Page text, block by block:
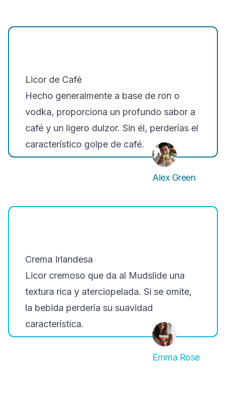
Licor de Café
Hecho generalmente a base de ron o
vodka, proporciona un profundo sabor a
café y un ligero dulzor. Sin él, perderías el
característico golpe de café.
Alex Green
Crema Irlandesa
Licor cremoso que da al Mudslide una
textura rica y aterciopelada. Si se omite,
la bebida perdería su suavidad
característica.
Emma Rose